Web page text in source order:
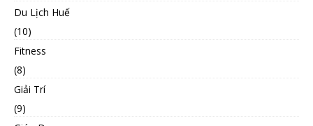
Du Lịch Huế
(10)
Fitness
(8)
Giải Trí
(9)